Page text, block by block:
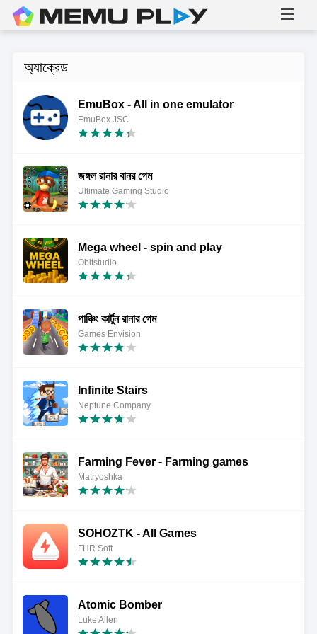
অ্যাক্রেড
EmuBox - All in one emulator
EmuBox JSC
জঙ্গল রানার বানর গেম
Ultimate Gaming Studio
Mega wheel - spin and play
Obitstudio
পাঞ্চিং কার্টুন রানার গেম
Games Envision
Infinite Stairs
Neptune Company
Farming Fever - Farming games
Matryoshka
SOHOZTK - All Games
FHR Soft
Atomic Bomber
Luke Allen